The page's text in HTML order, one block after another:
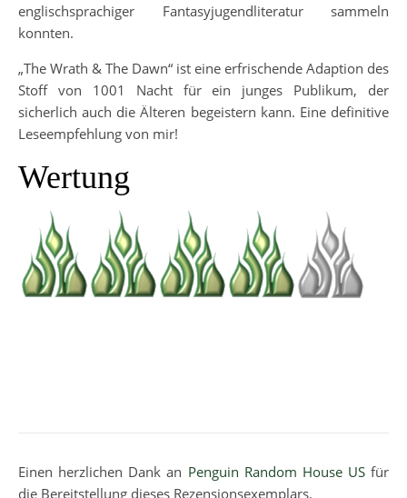
englischsprachiger Fantasyjugendliteratur sammeln
konnten.
„The Wrath & The Dawn“ ist eine erfrischende Adaption des
Stoff von 1001 Nacht für ein junges Publikum, der
sicherlich auch die Älteren begeistern kann. Eine definitive
Leseempfehlung von mir!
Wertung
Einen herzlichen Dank an Penguin Random House USfür
die Bereitstellung dieses Rezensionsexemplars.